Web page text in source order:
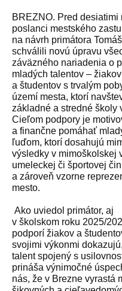
BREZNO. Pred desiatimi
poslanci mestského
na návrh primátora
schválili novú úpravu
záväzného nariadenia o
mladých talentov – žiakov
a študentov s trvalým
území mesta, ktorí
základné a stredné školy
Cieľom podpory je
a finančne pomáhať
ľuďom, ktorí dosahujú
výsledky v mimoškolskej
umeleckej či športovej
a zároveň vzorne
mesto.
Ako uviedol primátor, aj
v školskom roku 2025/
podporí žiakov a
svojimi výkonmi
talent spojený s
prináša výnimočné
nás, že v Brezne vyrastá